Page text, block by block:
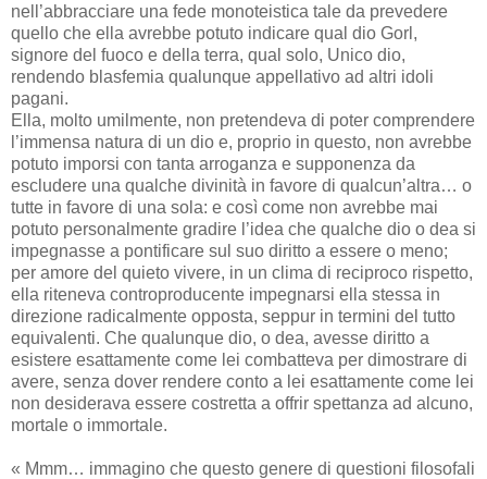
nell’abbracciare una fede monoteistica tale da prevedere
quello che ella avrebbe potuto indicare qual dio Gorl,
signore del fuoco e della terra, qual solo, Unico dio,
rendendo blasfemia qualunque appellativo ad altri idoli
pagani.
Ella, molto umilmente, non pretendeva di poter comprendere
l’immensa natura di un dio e, proprio in questo, non avrebbe
potuto imporsi con tanta arroganza e supponenza da
escludere una qualche divinità in favore di qualcun’altra… o
tutte in favore di una sola: e così come non avrebbe mai
potuto personalmente gradire l’idea che qualche dio o dea si
impegnasse a pontificare sul suo diritto a essere o meno;
per amore del quieto vivere, in un clima di reciproco rispetto,
ella riteneva controproducente impegnarsi ella stessa in
direzione radicalmente opposta, seppur in termini del tutto
equivalenti. Che qualunque dio, o dea, avesse diritto a
esistere esattamente come lei combatteva per dimostrare di
avere, senza dover rendere conto a lei esattamente come lei
non desiderava essere costretta a offrir spettanza ad alcuno,
mortale o immortale.
« Mmm… immagino che questo genere di questioni filosofali